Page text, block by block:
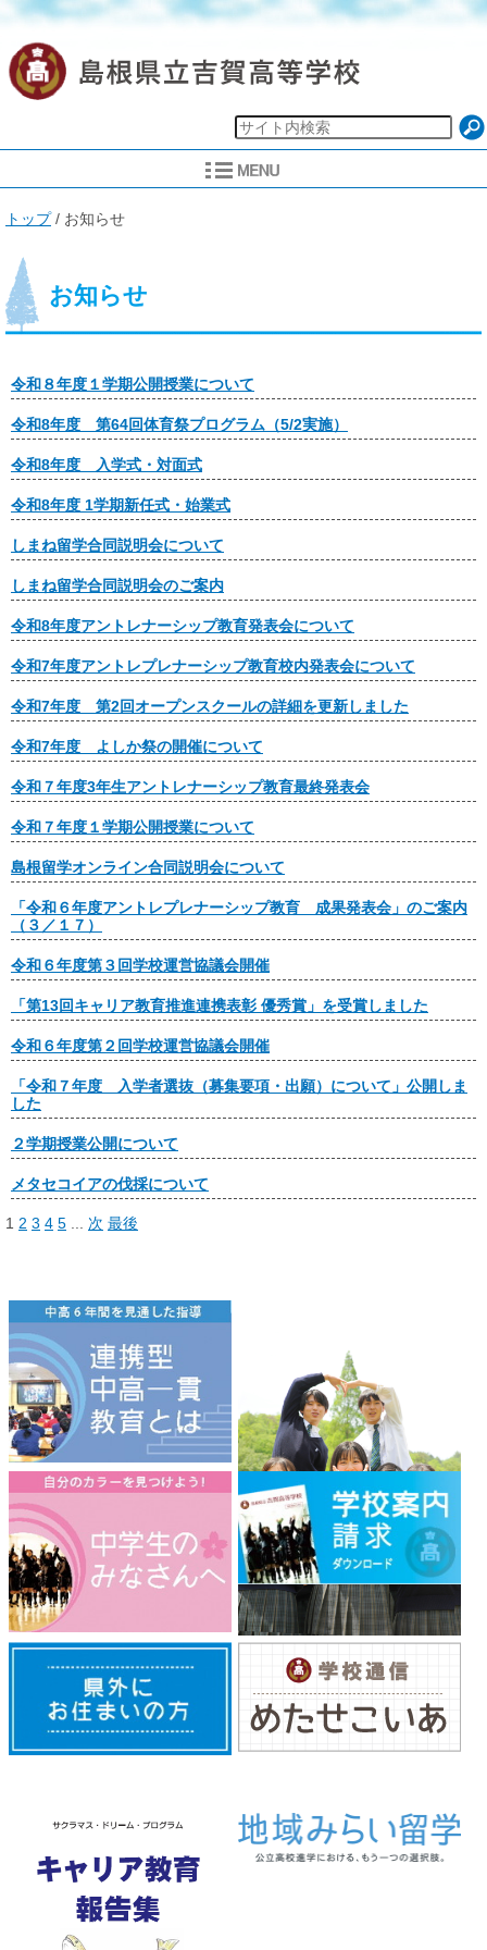
現
位
置：
トップ/ お知らせ
お知らせ
令和８年度１学期公開授業について
令和8年度 第64回体育祭プログラム（5/2実施）
令和8年度 入学式・対面式
令和8年度 1学期新任式・始業式
しまね留学合同説明会について
しまね留学合同説明会のご案内
令和8年度アントレナーシップ教育発表会について
令和7年度アントレプレナーシップ教育校内発表会について
令和7年度 第2回オープンスクールの詳細を更新しました
令和7年度 よしか祭の開催について
令和７年度3年生アントレナーシップ教育最終発表会
令和７年度１学期公開授業について
島根留学オンライン合同説明会について
「令和６年度アントレプレナーシップ教育 成果発表会」のご案内
（３／１７）
令和６年度第３回学校運営協議会開催
「第13回キャリア教育推進連携表彰 優秀賞」を受賞しました
令和６年度第２回学校運営協議会開催
「令和７年度 入学者選抜（募集要項・出願）について」公開しま
した
２学期授業公開について
メタセコイアの伐採について
1 2 3 4 5 ... 次 最後